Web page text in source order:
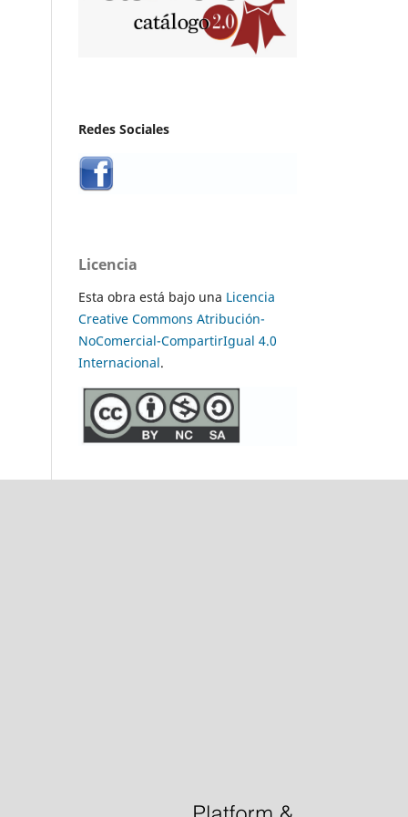
Redes Sociales
Licencia
Esta obra está bajo una Licencia
Creative Commons Atribución-
NoComercial-CompartirIgual 4.0
Internacional.